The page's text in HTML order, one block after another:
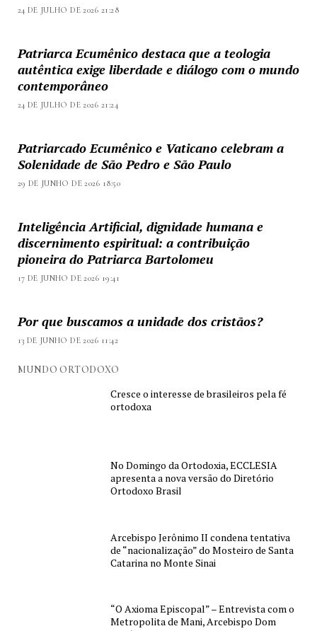
24 DE JULHO DE 2026 21:28
Patriarca Ecumênico destaca que a teologia
autêntica exige liberdade e diálogo com o mundo
contemporâneo
24 DE JULHO DE 2026 21:24
Patriarcado Ecumênico e Vaticano celebram a
Solenidade de São Pedro e São Paulo
29 DE JUNHO DE 2026 18:50
Inteligência Artificial, dignidade humana e
discernimento espiritual: a contribuição
pioneira do Patriarca Bartolomeu
17 DE JUNHO DE 2026 19:41
Por que buscamos a unidade dos cristãos?
13 DE JUNHO DE 2026 11:42
MUNDO ORTODOXO
Cresce o interesse de brasileiros pela fé
ortodoxa
No Domingo da Ortodoxia, ECCLESIA
apresenta a nova versão do Diretório
Ortodoxo Brasil
Arcebispo Jerônimo II condena tentativa
de “nacionalização” do Mosteiro de Santa
Catarina no Monte Sinai
“O Axioma Episcopal” – Entrevista com o
Metropolita de Mani, Arcebispo Dom